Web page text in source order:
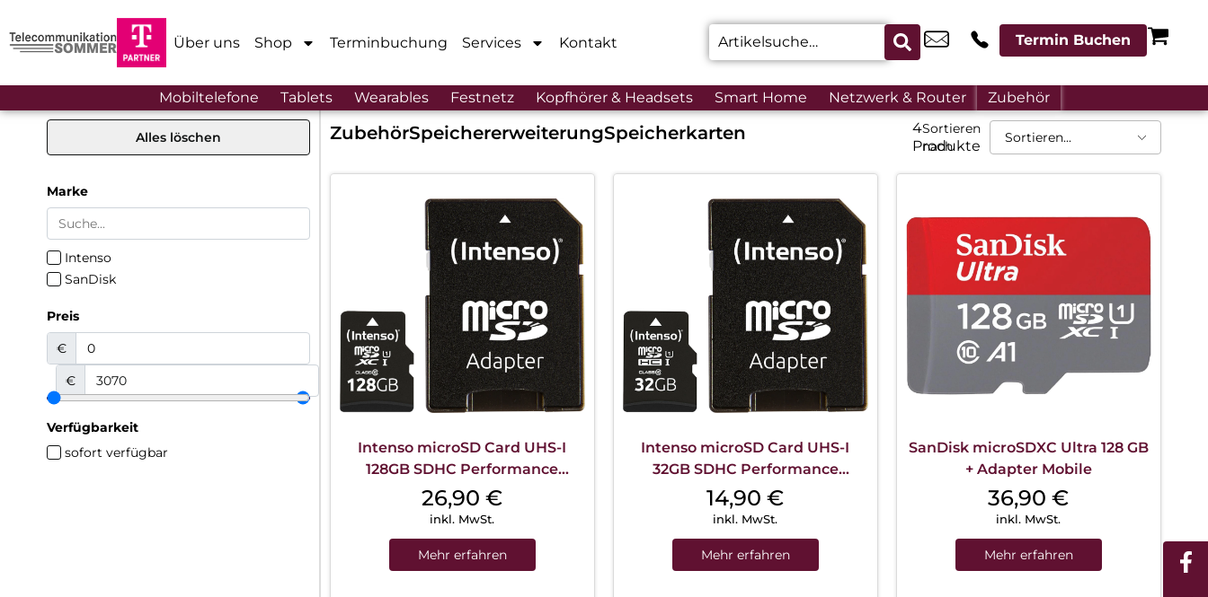
Über uns Shop Terminbuchung Services Kontakt Termin Buchen
Mobiltelefone Tablets Wearables Festnetz Kopfhörer & Headsets Smart Home Netzwerk & Router Zubehör
Alles löschen
Marke
Intenso
SanDisk
Preis
€
€
Verfügbarkeit
sofort verfügbar
ZubehörSpeichererweiterungSpeicherkarten
4
Produkte
Sortieren
nach
Intenso microSD Card UHS-I
128GB SDHC Performance
Schwarz
26,90€
inkl. MwSt.
Mehr erfahren
Intenso microSD Card UHS-I
32GB SDHC Performance
Schwarz
14,90€
inkl. MwSt.
Mehr erfahren
SanDisk microSDXC Ultra 128 GB
+ Adapter Mobile
36,90€
inkl. MwSt.
Mehr erfahren